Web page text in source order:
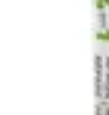
Choisir
Conseils et
Trouver un Serrurier